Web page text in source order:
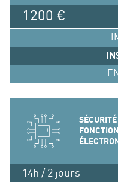
1200 €
14h / 2 jours